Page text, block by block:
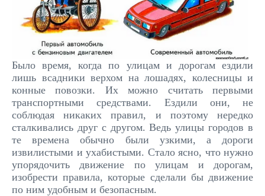
Было время, когда по улицам и дорогам ездили
лишь всадники верхом на лошадях, колесницы и
конные повозки. Их можно считать первыми
транспортными средствами. Ездили они, не
соблюдая никаких правил, и поэтому нередко
сталкивались друг с другом. Ведь улицы городов в
те времена обычно были узкими, а дороги
извилистыми и ухабистыми. Стало ясно, что нужно
упорядочить движение по улицам и дорогам,
изобрести правила, которые сделали бы движение
по ним удобным и безопасным.